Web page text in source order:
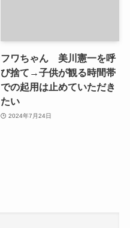
フワちゃん 美川憲一を呼
び捨て→子供が観る時間帯
での起用は止めていただき
たい
2024年7月24日